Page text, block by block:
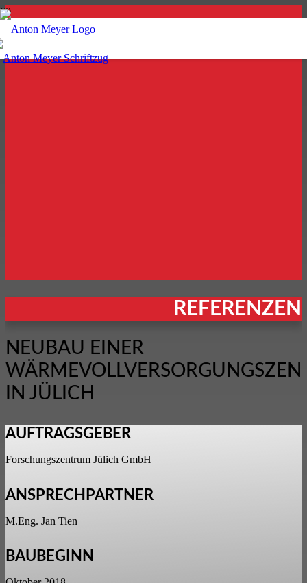
REFERENZEN
NEUBAU EINER
IN JÜLICH
AUFTRAGSGEBER
Forschungszentrum Jülich GmbH
ANSPRECHPARTNER
M.Eng. Jan Tien
BAUBEGINN